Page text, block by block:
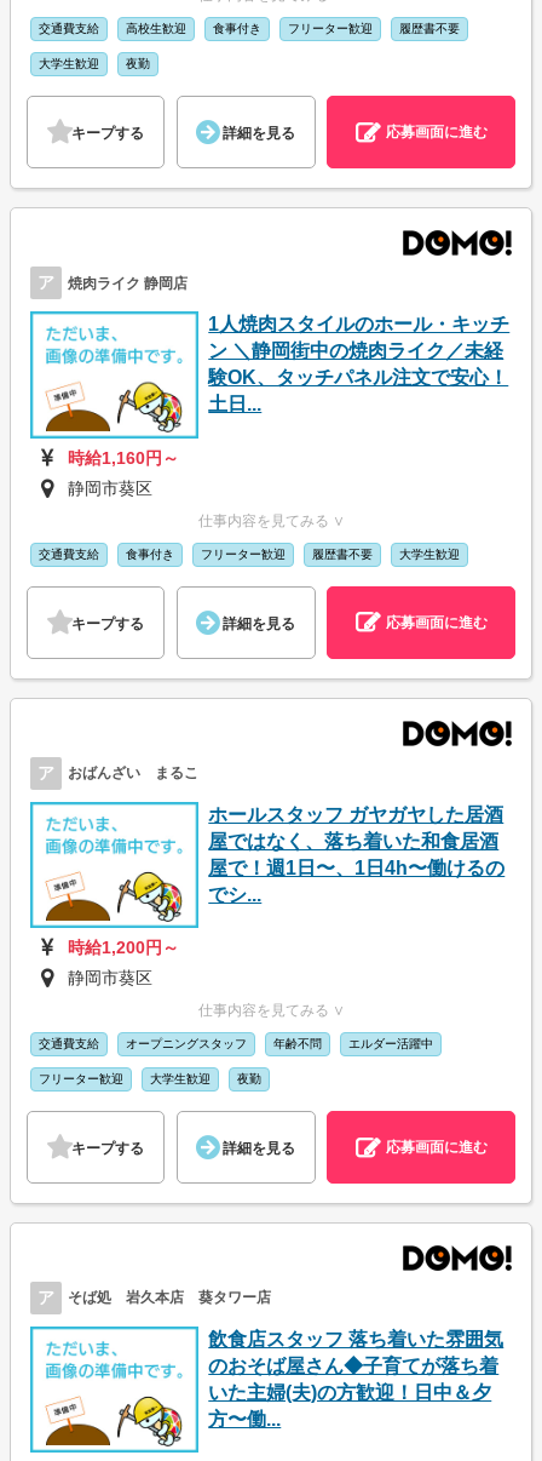
交通費支給 高校生歓迎 食事付き フリーター歓迎 履歴書不要
大学生歓迎 夜勤
キープする 詳細を見る 応募画面に進む
ア 焼肉ライク 静岡店
1人焼肉スタイルのホール・キッチ
ン ＼静岡街中の焼肉ライク／未経
験OK、タッチパネル注文で安心！
土日...
時給1,160円～
静岡市葵区
仕事内容を見てみる ∨
交通費支給 食事付き フリーター歓迎 履歴書不要 大学生歓迎
キープする 詳細を見る 応募画面に進む
ア おばんざい まるこ
ホールスタッフ ガヤガヤした居酒
屋ではなく、落ち着いた和食居酒
屋で！週1日〜、1日4h〜働けるの
でシ...
時給1,200円～
静岡市葵区
仕事内容を見てみる ∨
交通費支給 オープニングスタッフ 年齢不問 エルダー活躍中
フリーター歓迎 大学生歓迎 夜勤
キープする 詳細を見る 応募画面に進む
ア そば処 岩久本店 葵タワー店
飲食店スタッフ 落ち着いた雰囲気
のおそば屋さん◆子育てが落ち着
いた主婦(夫)の方歓迎！日中＆夕
方〜働...